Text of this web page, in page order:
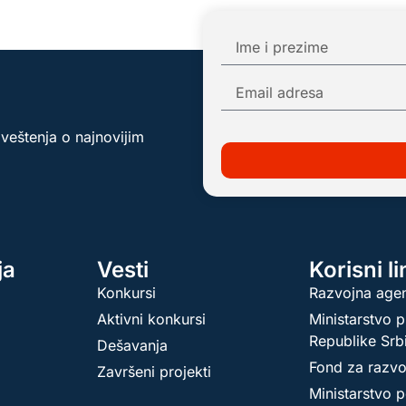
o najnovijim
Vesti
Konkursi
Aktivni konkursi
Dešavanja
Završeni projekti
Korisni
Razvojna
Ministarstvo
Republike
Fond za
Ministarstvo